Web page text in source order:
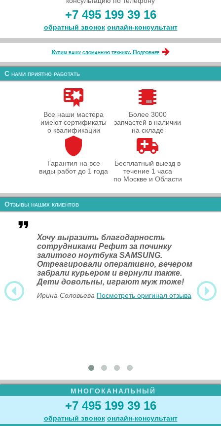
+7 495 199 39 16
обратный звонок онлайн‑консультант
Купим вашу сломанную технику. Подробнее
С нами приятно работать
Все наши мастера
имеют сертификаты
о квалификации
Более 3000
запчастей в наличии
на складе
Гарантия на все
виды работ до 1 года
Бесплатный выезд в
течение 1 часа
по Москве и Области
Отзывы наших клиентов
Хочу выразить благодарность
сотрудниками Рефит за починку
залитого ноутбука SAMSUNG.
Отреагировали оперативно, вечером
забрали курьером и вернули также.
Дети довольны, играют муж тоже!
Ирина Соловьева Посмотреть оригинал отзыва
МНОГОКАНАЛЬНЫЙ
+7 495 199 39 16
обратный звонок онлайн‑консультант